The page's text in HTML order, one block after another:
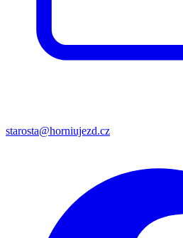
starosta@horniujezd.cz